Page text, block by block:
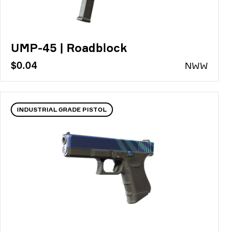
UMP-45 | Roadblock
$0.04 NWW
INDUSTRIAL GRADE PISTOL